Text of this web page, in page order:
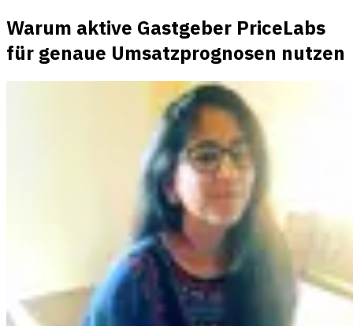
Warum aktive Gastgeber PriceLabs
für genaue Umsatzprognosen nutzen